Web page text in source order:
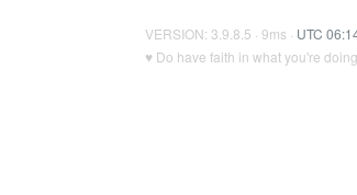
VERSION: 3.9.8.5 · 9ms · UTC
♥ Do have faith in what you're doing.